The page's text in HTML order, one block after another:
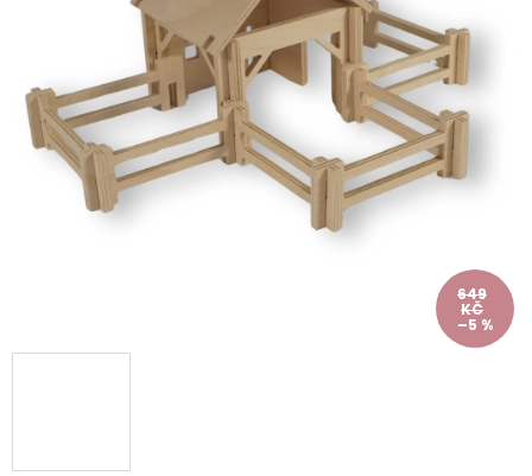
649
KČ
–5 %